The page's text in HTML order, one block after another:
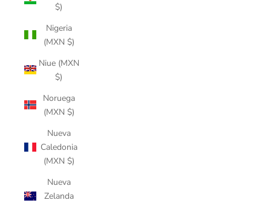
$)
Nigeria
(MXN $)
Niue (MXN
$)
Noruega
(MXN $)
Nueva
Caledonia
(MXN $)
Nueva
Zelanda